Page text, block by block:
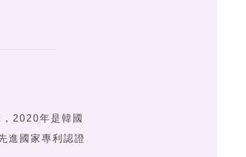
2020年是韓國
進國家專利認證